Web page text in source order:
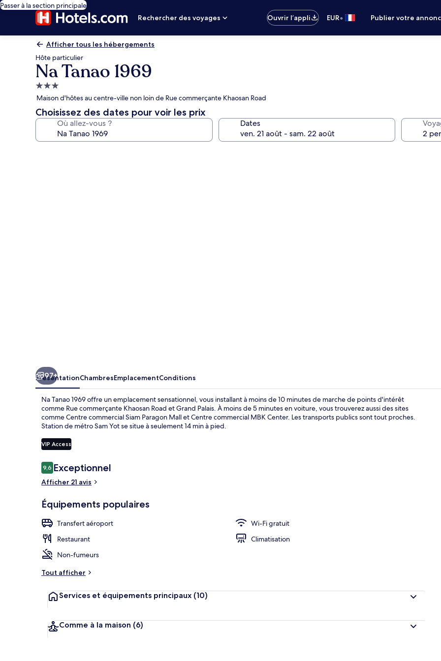
Passer à la section principale
Rechercher des voyages
Ouvrir l’appli EUR• Publier votre
Afficher tous les hébergements
Hôte particulier
Na Tanao 1969
Hébergement
3.0 étoiles
Maison d'hôtes au centre-ville non loin de Rue commerçante Khaosan Road
Choisissez des dates pour voir les prix
Où allez-vous ? Dates
Premier
97+
PrésentationChambresEmplacementConditions
Na Tanao 1969 offre un emplacement sensationnel, vous installant à moins de 10 minutes de marche de points d'intérêt
comme Rue commerçante Khaosan Road et Grand Palais. À moins de 5 minutes en voiture, vous trouverez aussi des sites
comme Centre commercial Siam Paragon Mall et Centre commercial MBK Center. Les transports publics sont tout proches.
Station de métro Sam Yot se situe à seulement 14 min à pied.
VIP Access
Avis
voyageurs
9,69,6 sur 10
Exceptionnel
Afficher 21 avis
Équipements populaires
Transfert aéroport
Wi-Fi gratuit
Restaurant
Climatisation
Non-fumeurs
Tout afficher
Services et équipements principaux (10)
Comme à la maison (6)